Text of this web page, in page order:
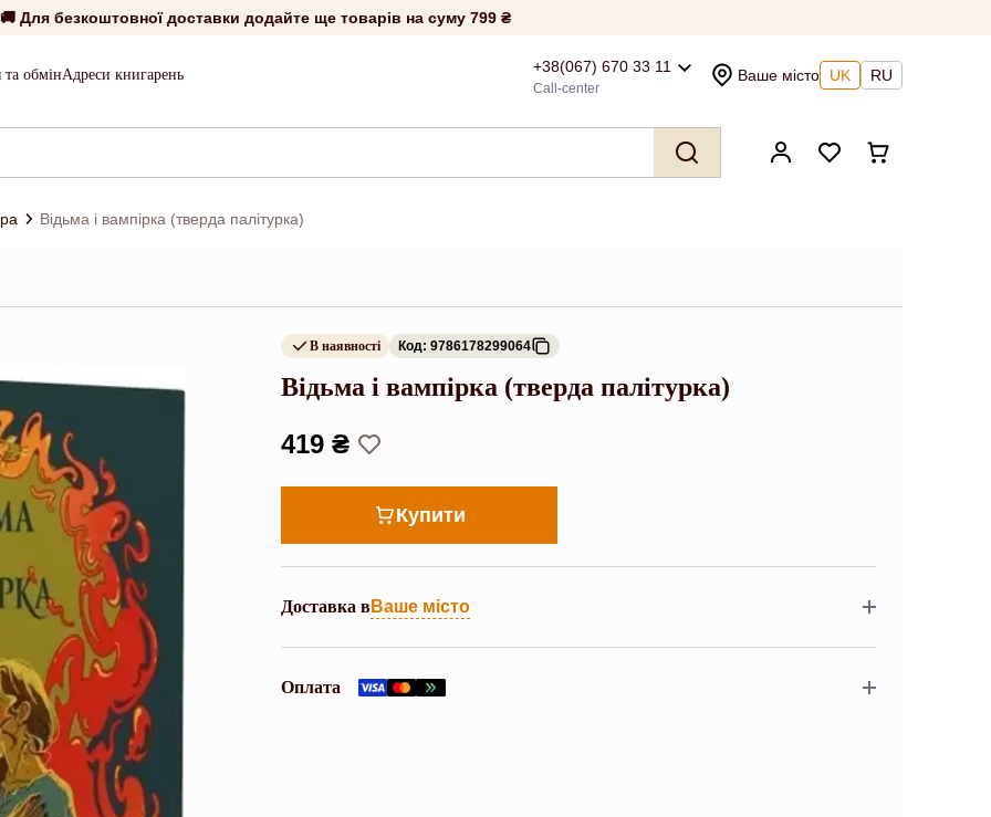
🚚 Для безкоштовної доставки додайте ще товарів на суму 799 ₴
обмінАдреси книгарень +38(067) 670 33 11
Call-center
Ваше місто UK RU
Відьма і вампірка (тверда палітурка)
В наявності Код: 9786178299064
Відьма і вампірка (тверда палітурка)
419 ₴
Купити
Доставка вВаше місто
Оплата